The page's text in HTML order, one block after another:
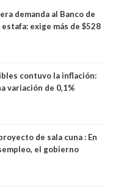
demanda al Banco de
exige más de $528
contuvo la inflación:
variación de 0,1%
de sala cuna : En
el gobierno